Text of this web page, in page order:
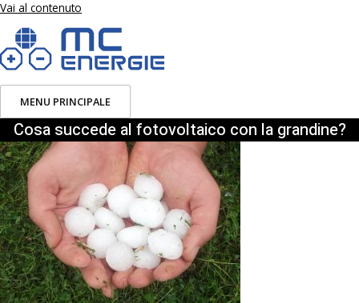
Vai al contenuto
MENU PRINCIPALE
Cosa succede al fotovoltaico con la grandine?